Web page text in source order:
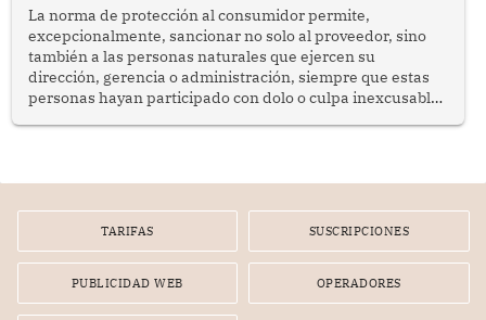
La norma de protección al consumidor permite,
excepcionalmente, sancionar no solo al proveedor, sino
también a las personas naturales que ejercen su
dirección, gerencia o administración, siempre que estas
personas hayan participado con dolo o culpa inexcusable
por la frustrada realización de un meet and greet con
TARIFAS SUSCRIPCIONES
PUBLICIDAD WEB OPERADORES